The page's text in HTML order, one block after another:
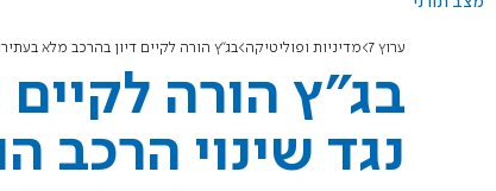
ערוץ 7 מדיניות ופוליטיקה בג"ץ הורה לקיים דיון בהרכב מלא
בג"ץ הורה
נגד שינוי הרכב